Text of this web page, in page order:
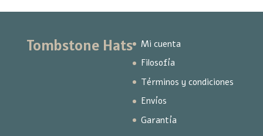
Tombstone Hats
Mi cuenta
Filosofía
Términos y condiciones
Envíos
Garantía